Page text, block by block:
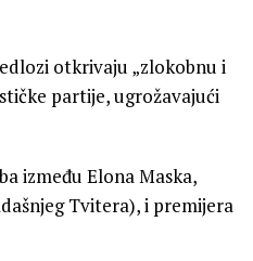
otkrivaju „zlokobnu i
partije, ugrožavajući
između Elona Maska,
Tvitera), i premijera